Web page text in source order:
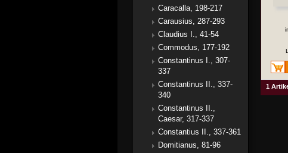
1
Caracalla, 198-217
Carausius, 287-293
Claudius I., 41-54
Commodus, 177-192
Constantinus I., 307-
337
Constantinus II., 337-
340
Constantinus II.,
Caesar, 317-337
Constantius II., 337-361
Domitianus, 81-96